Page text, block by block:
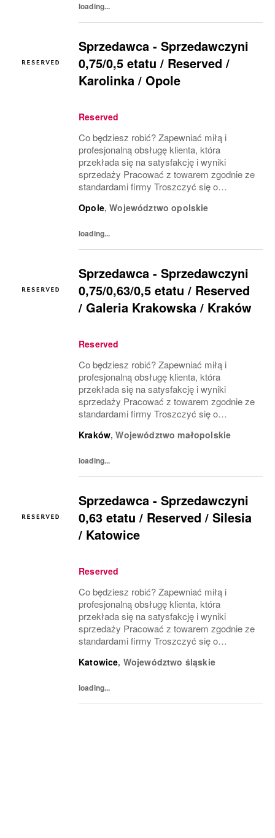
loading...
Sprzedawca - Sprzedawczyni
0,75/0,5 etatu / Reserved /
Karolinka / Opole
Reserved
Co będziesz robić? Zapewniać miłą i
profesjonalną obsługę klienta, która
przekłada się na satysfakcję i wyniki
sprzedaży Pracować z towarem zgodnie ze
standardami firmy Troszczyć się o
(VM) z uwzględnieniem zasad i estetyki
Opole,Województwo opolskie
loading...
Sprzedawca - Sprzedawczyni
0,75/0,63/0,5 etatu / Reserved
/ Galeria Krakowska / Kraków
Reserved
Co będziesz robić? Zapewniać miłą i
profesjonalną obsługę klienta, która
przekłada się na satysfakcję i wyniki
sprzedaży Pracować z towarem zgodnie ze
standardami firmy Troszczyć się o
(VM) z uwzględnieniem zasad i estetyki
Kraków,Województwo małopolskie
loading...
Sprzedawca - Sprzedawczyni
0,63 etatu / Reserved / Silesia
/ Katowice
Reserved
Co będziesz robić? Zapewniać miłą i
profesjonalną obsługę klienta, która
przekłada się na satysfakcję i wyniki
sprzedaży Pracować z towarem zgodnie ze
standardami firmy Troszczyć się o
(VM) z uwzględnieniem zasad i estetyki
Katowice, Województwo śląskie
loading...